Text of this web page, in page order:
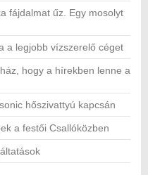
fájdalmat űz. Egy mosolyt
a legjobb vízszerelő céget
hogy a hírekben lenne a
hőszivattyú kapcsán
a festői Csallóközben